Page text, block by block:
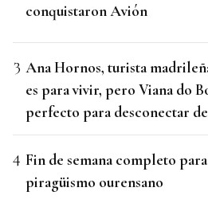
conquistaron Avión
Ana Hornos, turista
es para vivir, pero Viana do
perfecto para desconectar
Fin de semana completo
piragüismo ourensano